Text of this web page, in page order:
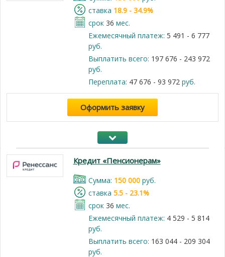
cтавка 18.9 - 34.9%
срок 36 мес.
Ежемесячный платеж: 5 491 - 6 777
руб.
Выплатить всего: 197 676 - 243 972
руб.
Переплата: 47 676 - 93 972руб.
Оформить заявку
Кредит «Пенсионерам»
Cумма: 150 000руб.
cтавка 5.5 - 23.1%
срок 36 мес.
Ежемесячный платеж: 4 529 - 5 814
руб.
Выплатить всего: 163 044 - 209 304
руб.